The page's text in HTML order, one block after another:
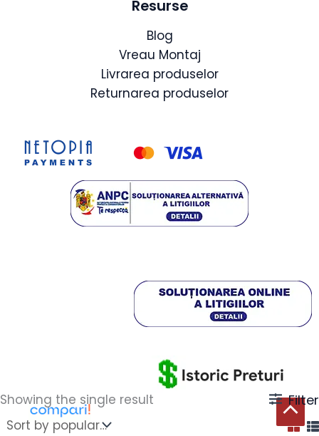
Showing the single result Filter
Resurse
Blog
Vreau Montaj
Livrarea produselor
Returnarea produselor
Scroll
to